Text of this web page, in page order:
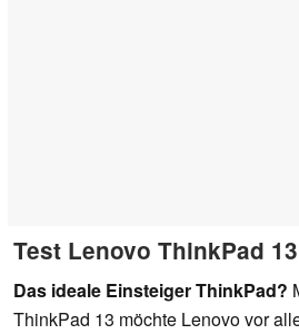
Test Lenovo ThinkPad
Das ideale Einsteiger ThinkPad?
ThinkPad 13 möchte Lenovo vor